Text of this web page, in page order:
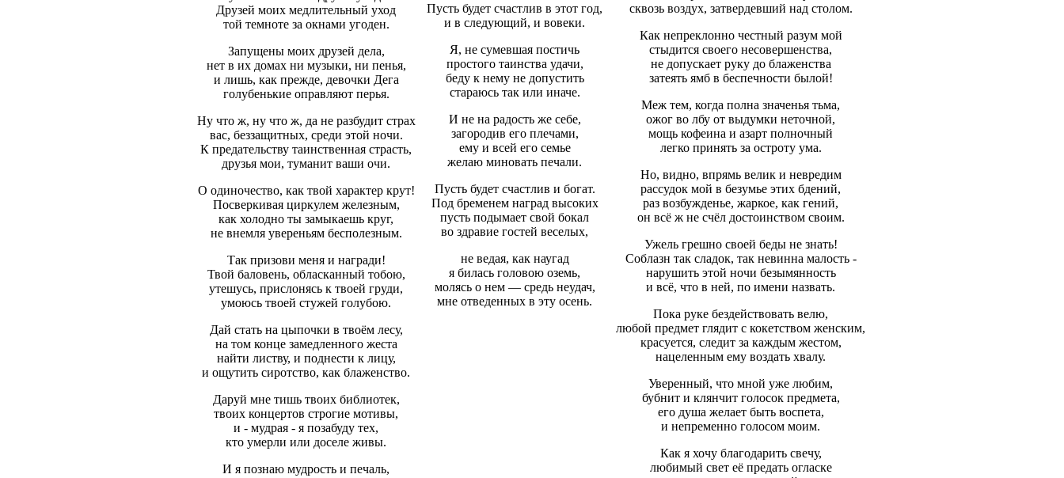
Друзей моих медлительный уход
той темноте за окнами угоден.
Запущены моих друзей дела,
нет в их домах ни музыки, ни пенья,
и лишь, как прежде, девочки Дега
голубенькие оправляют перья.
Ну что ж, ну что ж, да не разбудит страх
вас, беззащитных, среди этой ночи.
К предательству таинственная страсть,
друзья мои, туманит ваши очи.
О одиночество, как твой характер крут!
Посверкивая циркулем железным,
как холодно ты замыкаешь круг,
не внемля увереньям бесполезным.
Так призови меня и награди!
Твой баловень, обласканный тобою,
утешусь, прислонясь к твоей груди,
умоюсь твоей стужей голубою.
Дай стать на цыпочки в твоём лесу,
на том конце замедленного жеста
найти листву, и поднести к лицу,
и ощутить сиротство, как блаженство.
Даруй мне тишь твоих библиотек,
твоих концертов строгие мотивы,
и - мудрая - я позабуду тех,
кто умерли или доселе живы.
И я познаю мудрость и печаль,
Пусть будет счастлив в этот год,
и в следующий, и вовеки.
Я, не сумевшая постичь
простого таинства удачи,
беду к нему не допустить
стараюсь так или иначе.
И не на радость же себе,
загородив его плечами,
ему и всей его семье
желаю миновать печали.
Пусть будет счастлив и богат.
Под бременем наград высоких
пусть подымает свой бокал
во здравие гостей веселых,
не ведая, как наугад
я билась головою оземь,
молясь о нем — средь неудач,
мне отведенных в эту осень.
сквозь воздух, затвердевший над столом.
Как непреклонно честный разум мой
стыдится своего несовершенства,
не допускает руку до блаженства
затеять ямб в беспечности былой!
Меж тем, когда полна значенья тьма,
ожог во лбу от выдумки неточной,
мощь кофеина и азарт полночный
легко принять за остроту ума.
Но, видно, впрямь велик и невредим
рассудок мой в безумье этих бдений,
раз возбужденье, жаркое, как гений,
он всё ж не счёл достоинством своим.
Ужель грешно своей беды не знать!
Соблазн так сладок, так невинна малость -
нарушить этой ночи безымянность
и всё, что в ней, по имени назвать.
Пока руке бездействовать велю,
любой предмет глядит с кокетством женским,
красуется, следит за каждым жестом,
нацеленным ему воздать хвалу.
Уверенный, что мной уже любим,
бубнит и клянчит голосок предмета,
его душа желает быть воспета,
и непременно голосом моим.
Как я хочу благодарить свечу,
любимый свет её предать огласке